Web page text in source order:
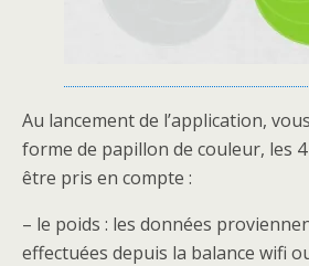
Au lancement de l’application,
forme de papillon de couleur, les
être pris en compte :
– le poids : les données
effectuées depuis la balance wifi